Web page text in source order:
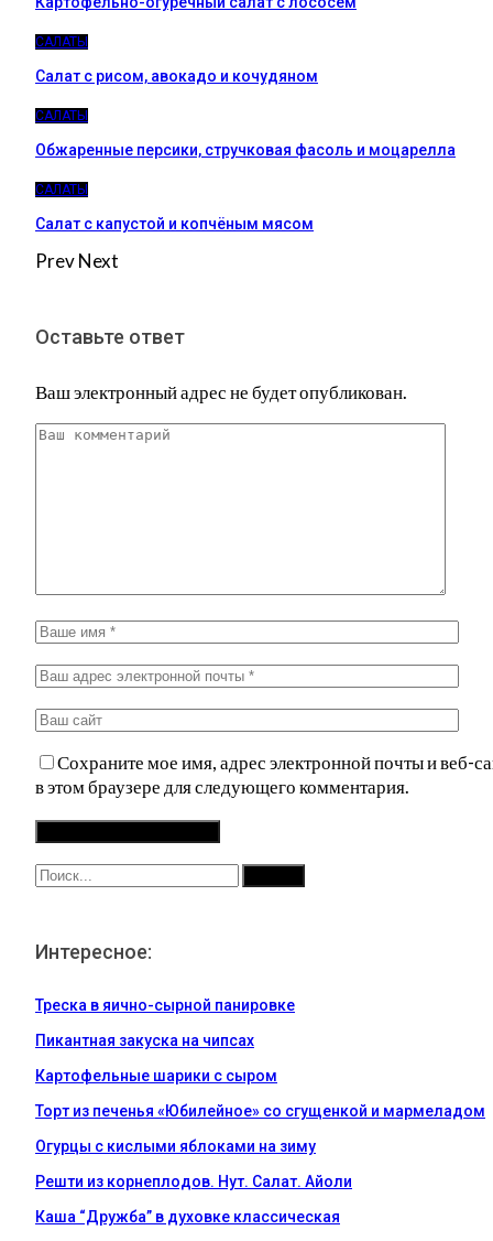
САЛАТЫ
Салат с рисом, авокадо и кочудяном
САЛАТЫ
Обжаренные персики, стручковая фасоль и моцарелла
САЛАТЫ
Салат с капустой и копчёным мясом
PrevNext
Оставьте ответ
Ваш электронный адрес не будет опубликован.
Сохраните мое имя, адрес электронной почты и веб-
в этом браузере для следующего комментария.
Интересное:
Треска в яично-сырной панировке
Пикантная закуска на чипсах
Картофельные шарики с сыром
Торт из печенья «Юбилейное» со сгущенкой и мармеладом
Огурцы с кислыми яблоками на зиму
Решти из корнеплодов. Нут. Салат. Айоли
Каша “Дружба” в духовке классическая